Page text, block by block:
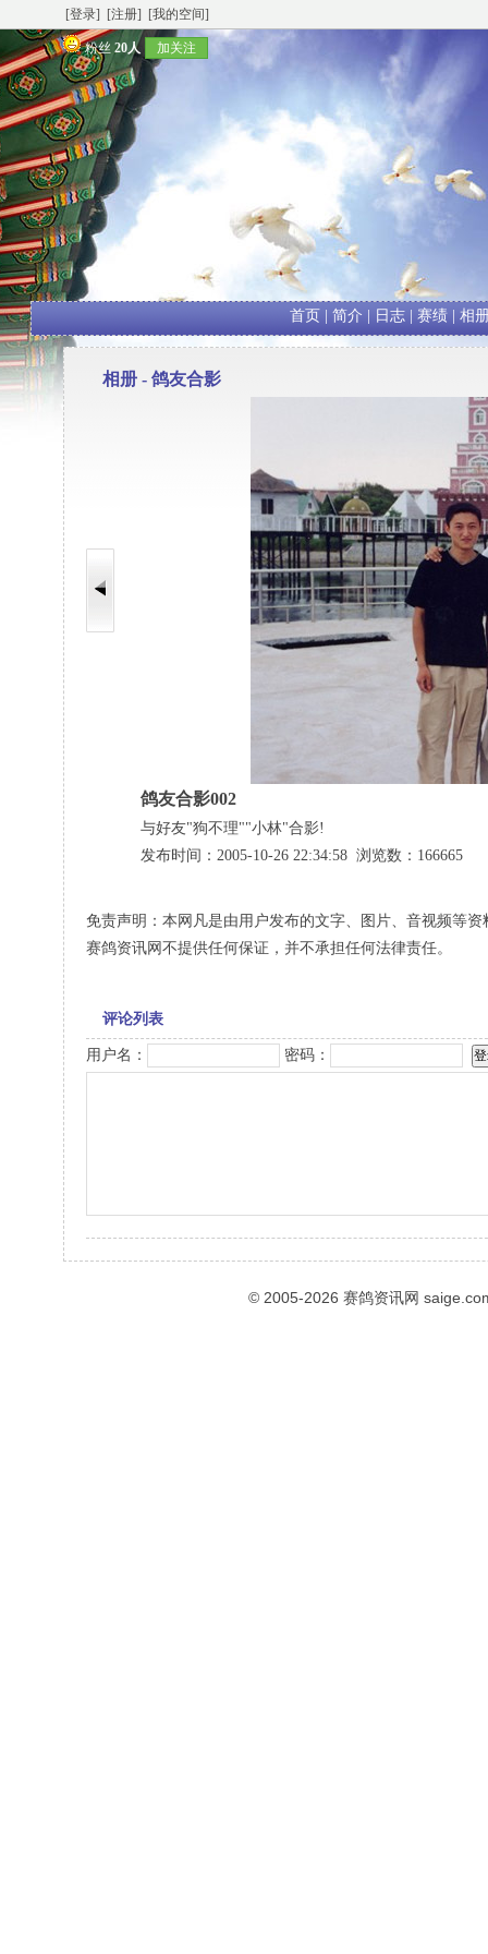
[登录] [注册] [我的空间]
粉丝 20人 加关注
首页 简介 日志| 赛绩| 相
相册 - 鸽友合影
鸽友合影002
与好友"狗不理""小林"合影!
发布时间：2005-10-26 22:34:58 浏览数：166665
免责声明：本网凡是由用户发布的文字、图片、音视频等
赛鸽资讯网不提供任何保证，并不承担任何法律责任。
评论列表
用户名： 密码：
© 2005-2026 赛鸽资讯网